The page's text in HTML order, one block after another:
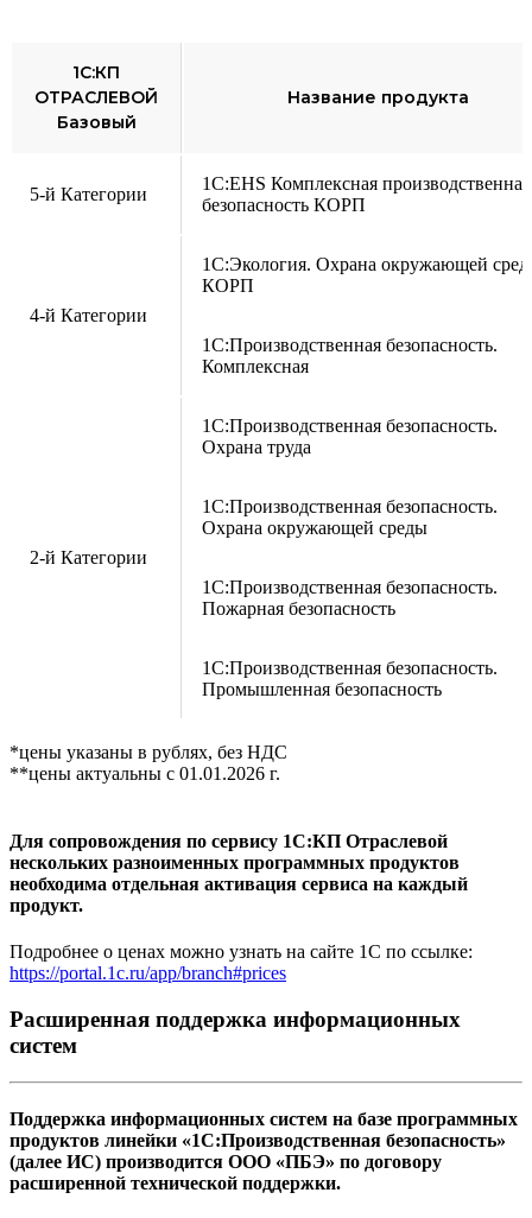
1С:КП
ОТРАСЛЕВОЙ
Базовый
Название продукта
5-й Категории
1С:EHS Комплексная производственная
безопасность КОРП
4-й Категории
1С:Экология. Охрана окружающей
КОРП
1С:Производственная безопасность.
Комплексная
2-й Категории
1С:Производственная безопасность.
Охрана труда
1С:Производственная безопасность.
Охрана окружающей среды
1С:Производственная безопасность.
Пожарная безопасность
1С:Производственная безопасность.
Промышленная безопасность
*цены указаны в рублях, без НДС
**цены актуальны с 01.01.2026 г.
Для сопровождения по сервису 1С:КП Отраслевой
нескольких разноименных программных продуктов
необходима отдельная активация сервиса на каждый
продукт.
Подробнее о ценах можно узнать на сайте 1С по ссылке:
https://portal.1c.ru/app/branch#prices
Расширенная поддержка информационных
систем
Поддержка информационных систем на базе программных
продуктов линейки «1С:Производственная безопасность»
(далее ИС) производится ООО «ПБЭ» по договору
расширенной технической поддержки.